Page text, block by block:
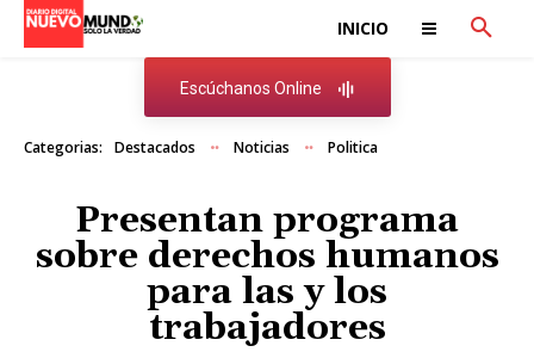
INICIO
Escúchanos Online
Categorias: Destacados Noticias Politica
Presentan programa
sobre derechos humanos
para las y los
trabajadores